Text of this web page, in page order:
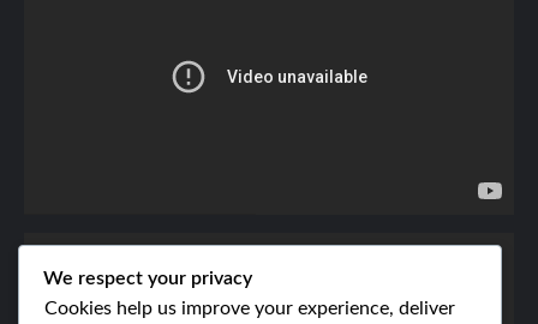
We respect your privacy
Cookies help us improve your experience, deliver